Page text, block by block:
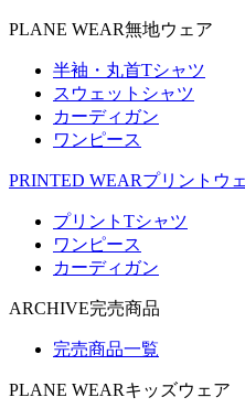
PLANE WEAR無地ウェア
半袖・丸首Tシャツ
スウェットシャツ
カーディガン
ワンピース
PRINTED WEARプリントウ
プリントTシャツ
ワンピース
カーディガン
ARCHIVE完売商品
完売商品一覧
PLANE WEARキッズウェア